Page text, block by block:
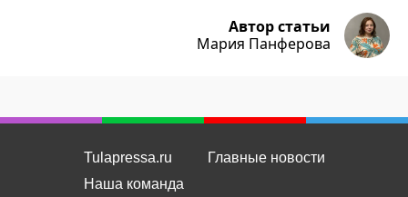
Автор статьи
Мария Панферова
Tulapressa.ru
Наша команда
Главные новости